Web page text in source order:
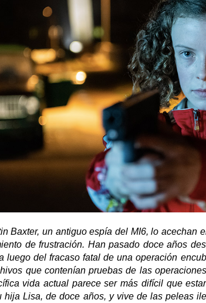
Baxter, un antiguo espía del MI6, lo acechan
de frustración. Han pasado doce años
luego del fracaso fatal de una operación
que contenían pruebas de las
vida actual parece ser más difícil que
hija Lisa, de doce años, y vive de las peleas